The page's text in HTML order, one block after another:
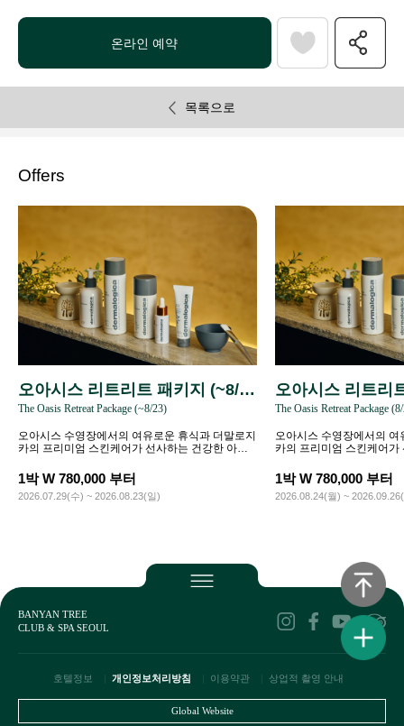
온라인 예약
목록으로
Offers
오아시스 리트리트 패키지 (~8/2
3)
The Oasis Retreat Package (~8/23)
오아시스 수영장에서의 여유로운 휴식과 더말로지
카의 프리미엄 스킨케어가 선사하는 건강한 아름
1박 W 780,000 부터
2026.07.29(수) ~ 2026.08.23(일)
오아시스 리트리
9/26)
The Oasis Retreat Package
오아시스 수영장에서의
카의 프리미엄 스킨케어가
1박 W 780,000 부터
2026.08.24(월) ~
BANYAN TREE
CLUB & SPA SEOUL
호텔정보 개인정보처리방침 이용약관 상업적 촬영 안내
Global Website